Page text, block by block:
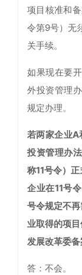
项目核准和
令第9号）无
关手续。
如果现在要
外投资管理
规定办理。
若两家企业A
投资管理办
称11号令）
企业在11号
号令规定不
业取得的项
发展改革委备
答：不会。